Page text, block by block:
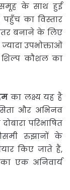
समूह के साथ हुई
का विस्तार
बनाने के लिए
उपभोक्ताओं
शिल्प कौशल का
का लक्ष्य यह है
और अभिनव
परिभाषित
रुझानों के
किए जाते हैं,
एक अनिवार्य